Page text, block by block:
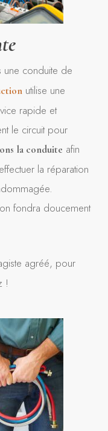
une conduite de
utilise une
rapide et
le circuit pour
la conduite afin
la réparation
fondra doucement
agréé, pour
!